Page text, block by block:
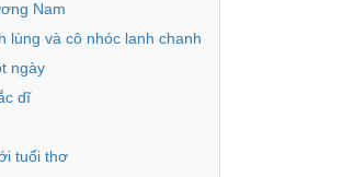
Nam
lùng và cô nhóc lanh chanh
ngày
dĩ
tuổi thơ